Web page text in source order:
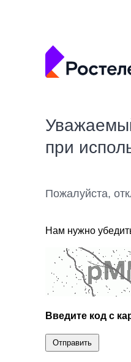
при
Пожалуйста,
Нам нужно
Введите код с
Отправить